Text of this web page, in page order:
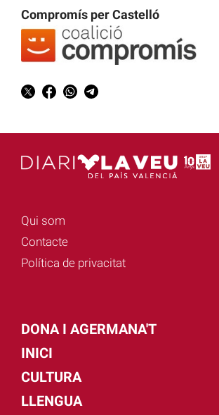
Compromís per Castelló
Qui som
Contacte
Política de privacitat
DONA I AGERMANA'T
INICI
CULTURA
LLENGUA